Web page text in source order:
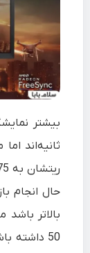
ثانیه‌اند
حال انجام
50 داشته